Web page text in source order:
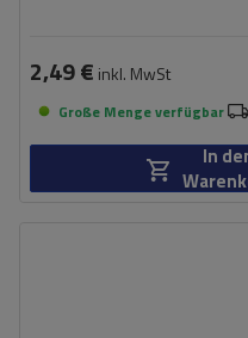
2,49 € inkl. MwSt
Große Menge verfügbar
In